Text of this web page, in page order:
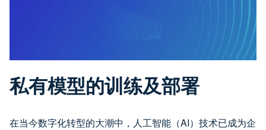
私有模型的训练及部署
在当今数字化转型的大潮中，人工智能（AI）技术已成为企